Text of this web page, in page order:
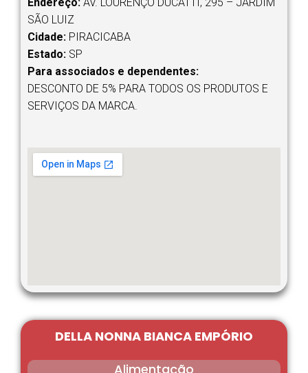
SÃO LUIZ
Cidade: PIRACICABA
Estado: SP
Para associados e dependentes:
DESCONTO DE 5% PARA TODOS OS PRODUTOS E
SERVIÇOS DA MARCA.
DELLA NONNA BIANCA EMPÓRIO
Alimentação